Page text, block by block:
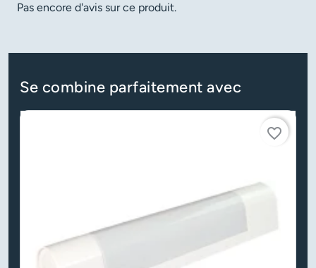
Pas encore d'avis sur ce produit.
Se combine parfaitement avec
favorite_border